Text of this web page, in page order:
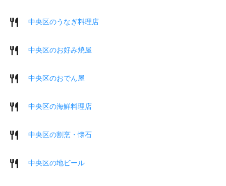
中央区のうなぎ料理店
中央区のお好み焼屋
中央区のおでん屋
中央区の海鮮料理店
中央区の割烹・懐石
中央区の地ビール